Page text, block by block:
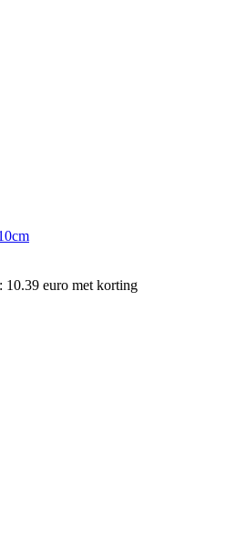
euro met korting